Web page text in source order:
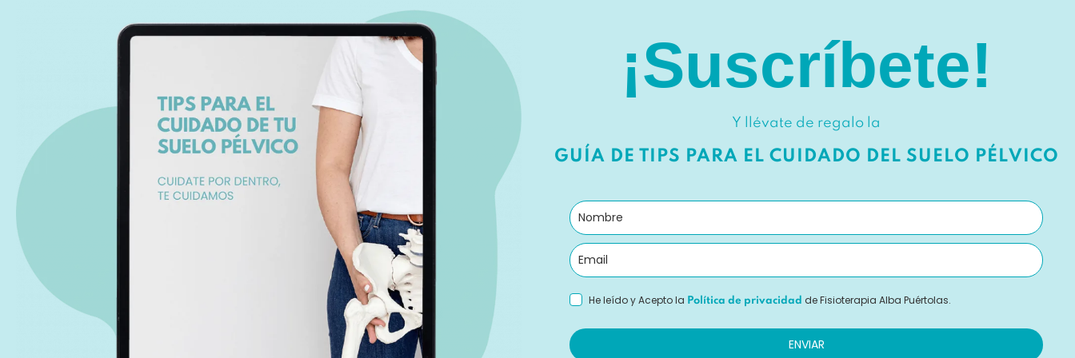
¡Suscríbete!
Y llévate de regalo la
GUÍA DE TIPS PARA EL CUIDADO DEL SUELO PÉLVICO
He leído y Acepto la Política de privacidad de Fisioterapia Alba Puértolas.
ENVIAR